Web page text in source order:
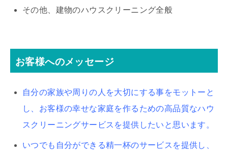
その他、建物のハウスクリーニング全般
お客様へのメッセージ
自分の家族や周りの人を大切にする事をモットーと
し、お客様の幸せな家庭を作るための高品質なハウ
スクリーニングサービスを提供したいと思います。
いつでも自分ができる精一杯のサービスを提供し、